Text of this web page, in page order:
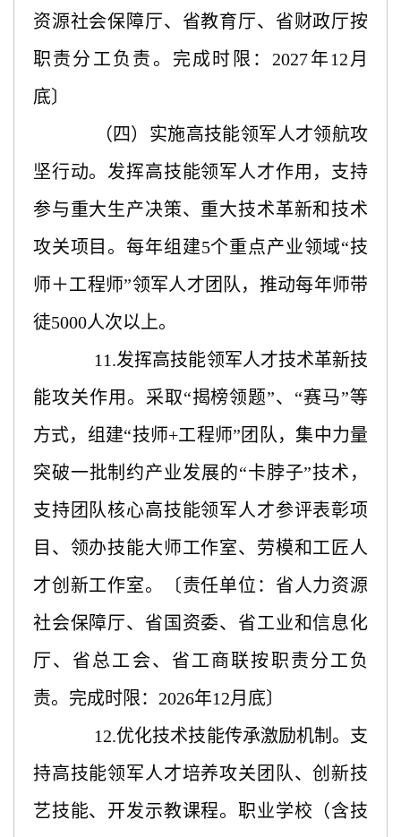
资源社会保障厅、省教育厅、省财政厅按
职责分工负责。完成时限：2027年12月
底〕
（四）实施高技能领军人才领航攻
坚行动。发挥高技能领军人才作用，支持
参与重大生产决策、重大技术革新和技术
攻关项目。每年组建5个重点产业领域“技
师＋工程师”领军人才团队，推动每年师带
徒5000人次以上。
11.发挥高技能领军人才技术革新技
能攻关作用。采取“揭榜领题”、“赛马”等
方式，组建“技师+工程师”团队，集中力量
突破一批制约产业发展的“卡脖子”技术，
支持团队核心高技能领军人才参评表彰项
目、领办技能大师工作室、劳模和工匠人
才创新工作室。〔责任单位：省人力资源
社会保障厅、省国资委、省工业和信息化
厅、省总工会、省工商联按职责分工负
责。完成时限：2026年12月底〕
12.优化技术技能传承激励机制。支
持高技能领军人才培养攻关团队、创新技
艺技能、开发示教课程。职业学校（含技